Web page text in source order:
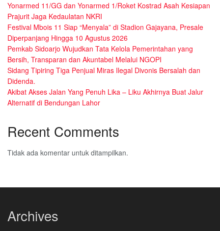
Yonarmed 11/GG dan Yonarmed 1/Roket Kostrad Asah Kesiapan
Prajurit Jaga Kedaulatan NKRI
Festival Mbois 11 Siap “Menyala” di Stadion Gajayana, Presale
Diperpanjang Hingga 10 Agustus 2026
Pemkab Sidoarjo Wujudkan Tata Kelola Pemerintahan yang
Bersih, Transparan dan Akuntabel Melalui NGOPI
Sidang Tipiring Tiga Penjual Miras Ilegal Divonis Bersalah dan
Didenda.
Akibat Akses Jalan Yang Penuh Lika – Liku Akhirnya Buat Jalur
Alternatif di Bendungan Lahor
Recent Comments
Tidak ada komentar untuk ditampilkan.
Archives